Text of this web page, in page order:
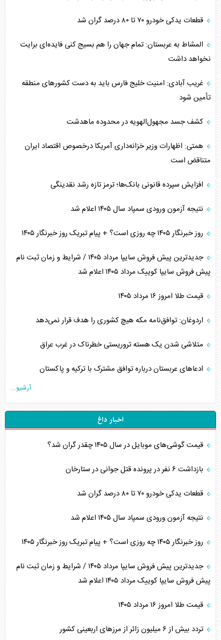
قطعات یدکی خودرو ۷۰ تا ۸۰ درصد گران شد
المشاط به عربستان: تمام جهان را هم بسیج کنی فایده‌ای برایت
نخواهد داشت
غریب آبادی: امنیت خلیج فارس باید به دست کشورهای منطقه
تأمین شود
کشف جسد مجهول‌الهویه در محدوده ماهدشت
همتی: اظهارات وزیر خزانه‌داری آمریکا درخصوص اقتصاد ایران
متناقض است
افزایش سپرده قانونی بانک‌ها؛ ترمز تازه رشد نقدینگی
نتیجه آزمون ورودی سمپاد سال ۱۴۰۵ اعلام شد
روز خبرنگار ۱۴۰۵ چه روزی است؟ + پیام تبریک روز خبرنگار ۱۴۰۵
جدیدترین پیش فروش سایپا مرداد ۱۴۰۵ / شرایط و زمان ثبت نام
پیش فروش سایپا کوییک مرداد ۱۴۰۵ اعلام شد
قیمت طلا امروز ۱۶ مرداد ۱۴۰۵
اردوغان: توافق‌نامه مکه هیچ کشوری را هدف قرار نمی‌دهد
متلاشی شدن یک هسته تروریستی خطرناک در غرب عراق
ادعاهای عربستان درباره توافق مشترک با ترکیه و پاکستان
آرشیو...
اخبار داغ
قیمت گوشی‌های موبایل در سال ۱۴۰۵ چقدر گران شد؟
بازداشت ۶ نفر در پرونده قتل جوانی در ستارخان
قطعات یدکی خودرو ۷۰ تا ۸۰ درصد گران شد
نتیجه آزمون ورودی سمپاد سال ۱۴۰۵ اعلام شد
روز خبرنگار ۱۴۰۵ چه روزی است؟ + پیام تبریک روز خبرنگار ۱۴۰۵
جدیدترین پیش فروش سایپا مرداد ۱۴۰۵ / شرایط و زمان ثبت نام
پیش فروش سایپا کوییک مرداد ۱۴۰۵ اعلام شد
قیمت طلا امروز ۱۶ مرداد ۱۴۰۵
تردد بیش از ۶ میلیون زائر از مرزهای اربعینی کشور